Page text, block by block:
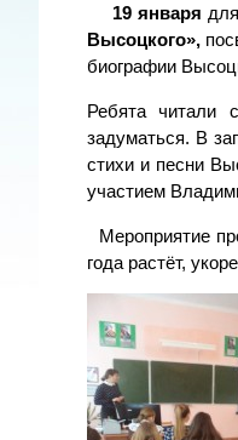
19 января
Высоцкого»,
биографии
Ребята читали
задуматься. В
стихи и песни
участием
Мероприятие
года растёт,